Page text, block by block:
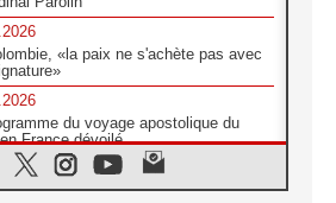
«la paix ne s'achète pas avec
du voyage apostolique du
France dévoilé
continentale sur l'éducation